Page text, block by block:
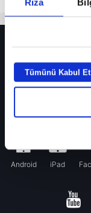
Rıza
Tümünü Kabul Et
Fenerbahçe’de sürpriz
Fenerbahçe’nin yeni
Galatasaray’da rota
Android iPad